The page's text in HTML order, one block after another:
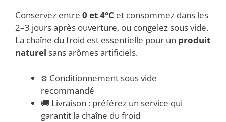
Conservez entre 0 et 4°C et consommez dans les
2–3 jours après ouverture, ou congelez sous vide.
La chaîne du froid est essentielle pour un produit
naturel sans arômes artificiels.
❄️ Conditionnement sous vide
recommandé
🚚 Livraison : préférez un service qui
garantit la chaîne du froid